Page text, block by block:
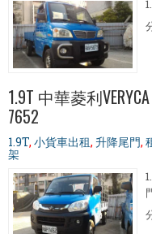
1.9T 中華菱利
7652
1.9T, 小貨車出租, 升降尾門,
架